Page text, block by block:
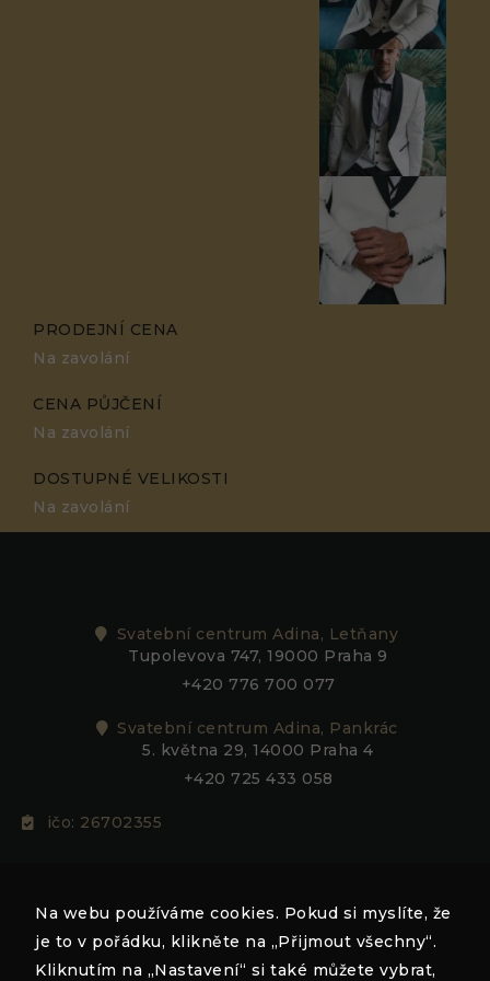
PRODEJNÍ CENA
Na zavolání
CENA PŮJČENÍ
Na zavolání
DOSTUPNÉ VELIKOSTI
Na zavolání
Svatební centrum Adina, Letňany
Tupolevova 747, 19000 Praha 9
+420 776 700 077
Svatební centrum Adina, Pankrác
5. května 29, 14000 Praha 4
+420 725 433 058
ičo: 26702355
adina@adina.cz
+420 776 700 077
adina@adina.cz
+420 725 433 058
Na webu používáme cookies. Pokud si myslíte, že
je to v pořádku, klikněte na „Přijmout všechny“.
Kliknutím na „Nastavení“ si také můžete vybrat,
Nezbytné
soubory
cookie
volitelné.
stránek.